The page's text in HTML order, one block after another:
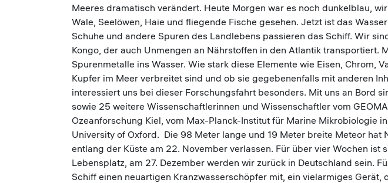
Meeres dramatisch verändert. Heute Morgen war es noch dunkelblau,
Wale, Seelöwen, Haie und fliegende Fische gesehen. Jetzt ist das
Schuhe und andere Spuren des Landlebens passieren das Schiff. Wir
Kongo, der auch Unmengen an Nährstoffen in den Atlantik transportiert.
Spurenmetalle ins Wasser. Wie stark diese Elemente wie Eisen, Chrom,
Kupfer im Meer verbreitet sind und ob sie gegebenenfalls mit anderen
interessiert uns bei dieser Forschungsfahrt besonders. Mit uns an Bord
sowie 25 weitere Wissenschaftlerinnen und Wissenschaftler vom
Ozeanforschung Kiel, vom Max-Planck-Institut für Marine Mikrobiologie
University of Oxford. Die 98 Meter lange und 19 Meter breite Meteor hat
entlang der Küste am 22. November verlassen. Für über vier Wochen ist
Lebensplatz, am 27. Dezember werden wir zurück in Deutschland sein.
Schiff einen neuartigen Kranzwasserschöpfer mit, ein vielarmiges Gerät,